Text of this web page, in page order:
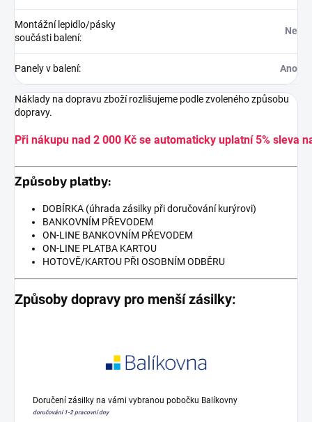
Montážní lepidlo/pásky
součásti balení:
Ne
Panely v balení: Ano
Náklady na dopravu zboží rozlišujeme podle zvoleného způsobu
dopravy.
Při nákupu nad 2 000 Kč se automaticky uplatní 5% sleva
Způsoby platby:
DOBÍRKA (úhrada zásilky při doručování kurýrovi)
BANKOVNÍM PŘEVODEM
ON-LINE BANKOVNÍM PŘEVODEM
ON-LINE PLATBA KARTOU
HOTOVĚ/KARTOU PŘI OSOBNÍM ODBĚRU
Způsoby dopravy pro menší zásilky:
Doručení zásilky na vámi vybranou pobočku Balíkovny
doručování 1-2 pracovní dny